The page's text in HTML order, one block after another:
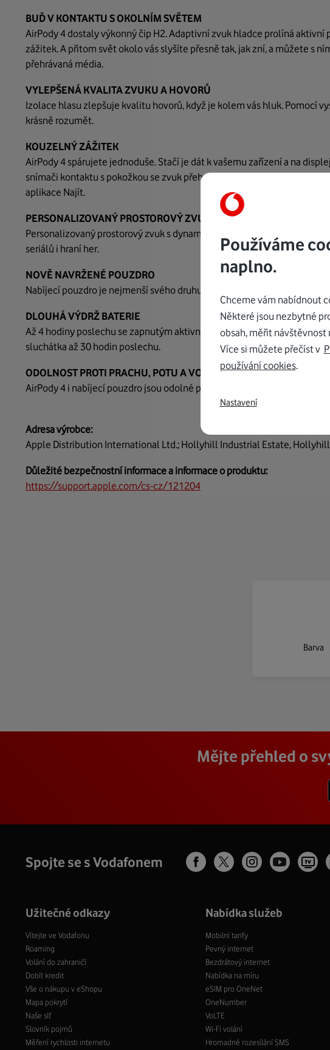
BUĎ V KONTAKTU S OKOLNÍM SVĚTEM
AirPody 4 dostaly výkonný čip H2. Adaptivní zvuk hladce prolíná
zážitek. A přitom svět okolo vás slyšíte přesně tak, jak zní, a můžete s
přehrávaná média.
VYLEPŠENÁ KVALITA ZVUKU A HOVORŮ
Izolace hlasu zlepšuje kvalitu hovorů, když je kolem vás hluk. Pomocí
krásně rozumět.
KOUZELNÝ ZÁŽITEK
AirPody 4 spárujete jednoduše. Stačí je dát k vašemu zařízení a na
snímači kontaktu s pokožkou se zvuk přehrává, jenom když máte
aplikace Najít.
PERSONALIZOVANÝ PROSTOROVÝ ZVUK
Personalizovaný prostorový zvuk s dynamickým snímáním polohy
seriálů i hraní her.
NOVĚ NAVRŽENÉ POUZDRO
Nabíjecí pouzdro je nejmenší svého druhu s podporou bezdrátového
DLOUHÁ VÝDRŽ BATERIE
Až 4 hodiny poslechu se zapnutým aktivním potlačováním hluku na
sluchátka až 30 hodin poslechu.
ODOLNOST PROTI PRACHU, POTU A VODĚ
AirPody 4 i nabíjecí pouzdro jsou odolné proti prachu, potu a vodě
Adresa výrobce:
Apple Distribution International Ltd.; Hollyhill Industrial Estate,
Důležité bezpečnostní informace a informace o produktu:
https://support.apple.com/cs-cz/121204
Barva
Mějte přehled o
Spojte se s Vodafonem
Užitečné odkazy
Vítejte ve Vodafonu
Roaming
Volání do zahraničí
Dobít kredit
Vše o nákupu v eShopu
Mapa pokrytí
Naše síť
Slovník pojmů
Měření rychlosti internetu
Nabídka služeb
Mobilní tarify
Pevný internet
Bezdrátový internet
Nabídka na míru
eSIM pro OneNet
OneNumber
VoLTE
Wi-Fi volání
Hromadné rozesílání SMS
Používáme
naplno.
Chceme vám nabídnout
Některé jsou nezbytné
obsah, měřit
Více si můžete přečíst v
používání cookies.
Nastavení